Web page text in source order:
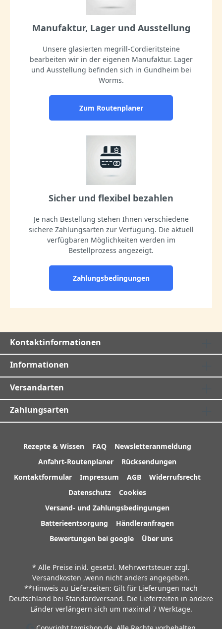
Manufaktur, Lager und Ausstellung
Unsere glasierten megrill-Cordieritsteine
bearbeiten wir in der eigenen Manufaktur. Lager
und Ausstellung befinden sich in Gundheim bei
Worms.
Zum Routenplaner
Sicher und flexibel bezahlen
Je nach Bestellung stehen Ihnen verschiedene
sichere Zahlungsarten zur Verfügung. Die aktuell
verfügbaren Möglichkeiten werden im
Bestellprozess angezeigt.
Zahlungsbedingungen
Kontaktinformationen
Informationen
Versandarten
Zahlungsarten
Rezepte & Wissen FAQ
Newsletteranmeldung
Anfahrt-Routenplaner
Rücksendungen
Kontaktformular
Impressum AGB
Widerrufsrecht
Datenschutz
Cookies
Versand- und Zahlungsbedingungen
Batterieentsorgung
Händleranfragen
Bewertungen bei google
Über uns
* Alle Preise inkl. gesetzl. Mehrwertsteuer zzgl.
Versandkosten ,wenn nicht anders angegeben.
**Hinweis zu Lieferzeiten: Gilt für Lieferungen nach
Deutschland bei Standardversand. Die Lieferzeiten in andere
Länder verlängern sich um maximal 7 Werktage.